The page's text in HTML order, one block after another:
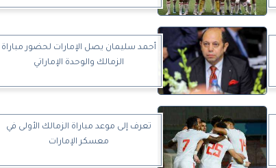
أحمد سليمان يصل الإمارات لحضور مباراة
الزمالك والوحدة الإماراتي
تعرف إلى موعد مباراة الزمالك الأولى في
معسكر الإمارات